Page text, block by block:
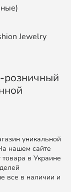
Jewelry
розничный
уникальной
нашем сайте
в Украине
все в наличии и